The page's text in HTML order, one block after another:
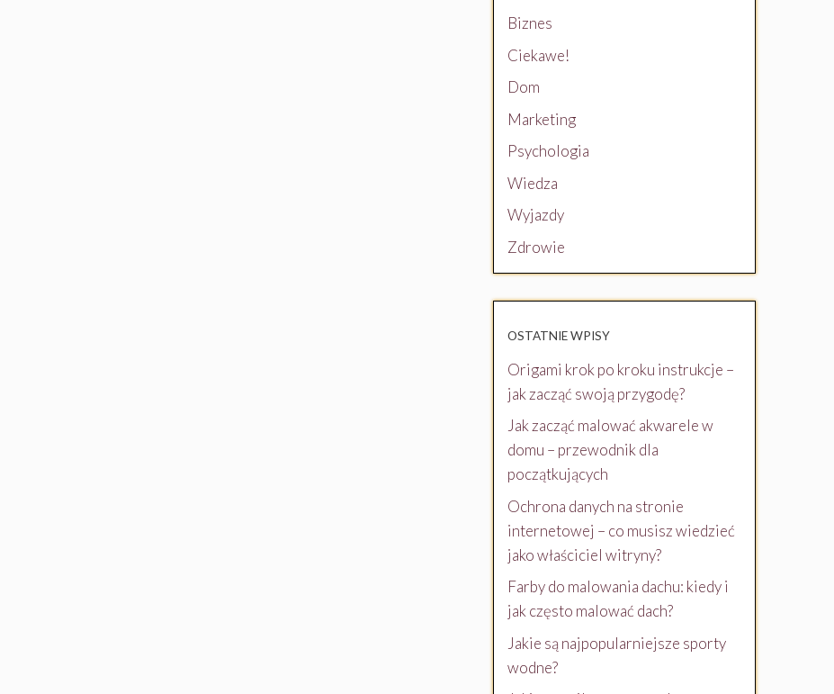
Biznes
Ciekawe!
Dom
Marketing
Psychologia
Wiedza
Wyjazdy
Zdrowie
OSTATNIE WPISY
Origami krok po kroku instrukcje –
jak zacząć swoją przygodę?
Jak zacząć malować akwarele w
domu – przewodnik dla
początkujących
Ochrona danych na stronie
internetowej – co musisz wiedzieć
jako właściciel witryny?
Farby do malowania dachu: kiedy i
jak często malować dach?
Jakie są najpopularniejsze sporty
wodne?